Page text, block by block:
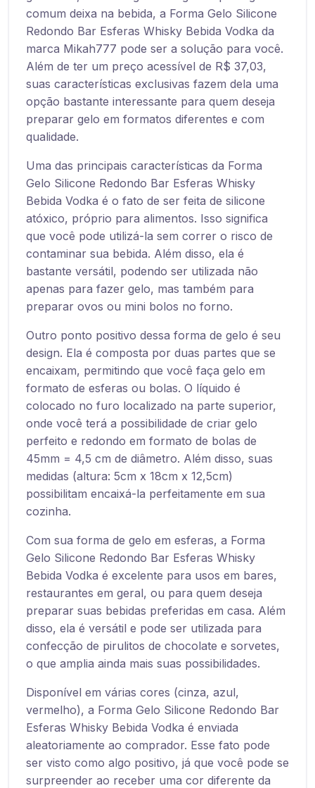
comum deixa na bebida, a Forma Gelo Silicone
Redondo Bar Esferas Whisky Bebida Vodka da
marca Mikah777 pode ser a solução para você.
Além de ter um preço acessível de R$ 37,03,
suas características exclusivas fazem dela uma
opção bastante interessante para quem deseja
preparar gelo em formatos diferentes e com
qualidade.
Uma das principais características da Forma
Gelo Silicone Redondo Bar Esferas Whisky
Bebida Vodka é o fato de ser feita de silicone
atóxico, próprio para alimentos. Isso significa
que você pode utilizá-la sem correr o risco de
contaminar sua bebida. Além disso, ela é
bastante versátil, podendo ser utilizada não
apenas para fazer gelo, mas também para
preparar ovos ou mini bolos no forno.
Outro ponto positivo dessa forma de gelo é seu
design. Ela é composta por duas partes que se
encaixam, permitindo que você faça gelo em
formato de esferas ou bolas. O líquido é
colocado no furo localizado na parte superior,
onde você terá a possibilidade de criar gelo
perfeito e redondo em formato de bolas de
45mm = 4,5 cm de diâmetro. Além disso, suas
medidas (altura: 5cm x 18cm x 12,5cm)
possibilitam encaixá-la perfeitamente em sua
cozinha.
Com sua forma de gelo em esferas, a Forma
Gelo Silicone Redondo Bar Esferas Whisky
Bebida Vodka é excelente para usos em bares,
restaurantes em geral, ou para quem deseja
preparar suas bebidas preferidas em casa. Além
disso, ela é versátil e pode ser utilizada para
confecção de pirulitos de chocolate e sorvetes,
o que amplia ainda mais suas possibilidades.
Disponível em várias cores (cinza, azul,
vermelho), a Forma Gelo Silicone Redondo Bar
Esferas Whisky Bebida Vodka é enviada
aleatoriamente ao comprador. Esse fato pode
ser visto como algo positivo, já que você pode se
surpreender ao receber uma cor diferente da